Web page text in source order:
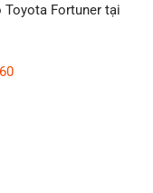
Toyota Fortuner tại